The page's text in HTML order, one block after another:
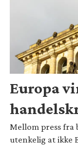
Europa
Mellom press fra
utenkelig at ikke